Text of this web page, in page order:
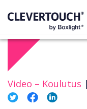
Video – Koulutus |